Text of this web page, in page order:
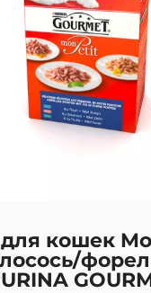
кошек